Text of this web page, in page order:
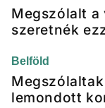
Megszólalt a
szeretnék
Belföld
lemondott